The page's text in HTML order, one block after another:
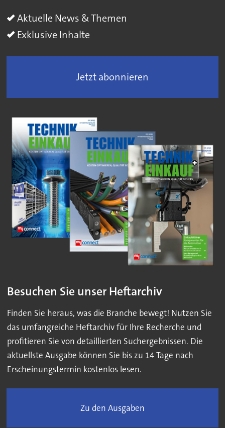
Aktuelle News & Themen
Exklusive Inhalte
Jetzt abonnieren
Besuchen Sie unser Heftarchiv
Finden Sie heraus, was die Branche bewegt! Nutzen Sie
das umfangreiche Heftarchiv für Ihre Recherche und
profitieren Sie von detaillierten Suchergebnissen. Die
aktuellste Ausgabe können Sie bis zu 14 Tage nach
Erscheinungstermin kostenlos lesen.
Zu den Ausgaben